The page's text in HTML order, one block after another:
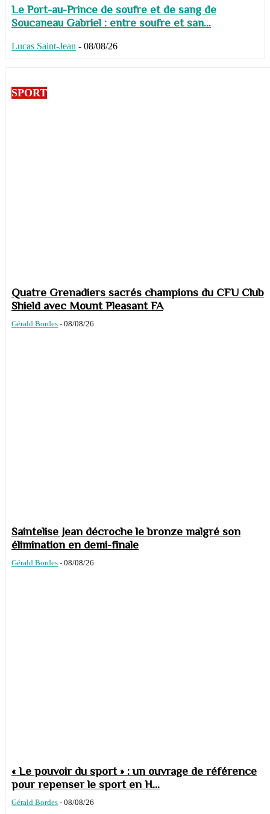
Le Port-au-Prince de soufre et de sang de
Soucaneau Gabriel : entre soufre et san...
Lucas Saint-Jean - 08/08/26
SPORT
Quatre Grenadiers sacrés champions du CFU Club
Shield avec Mount Pleasant FA
Gérald Bordes - 08/08/26
Saintelise Jean décroche le bronze malgré son
élimination en demi-finale
Gérald Bordes - 08/08/26
« Le pouvoir du sport » : un ouvrage de référence
pour repenser le sport en H...
Gérald Bordes - 08/08/26